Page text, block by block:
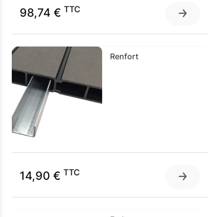
98,74 € TTC
Renfort
14,90 € TTC